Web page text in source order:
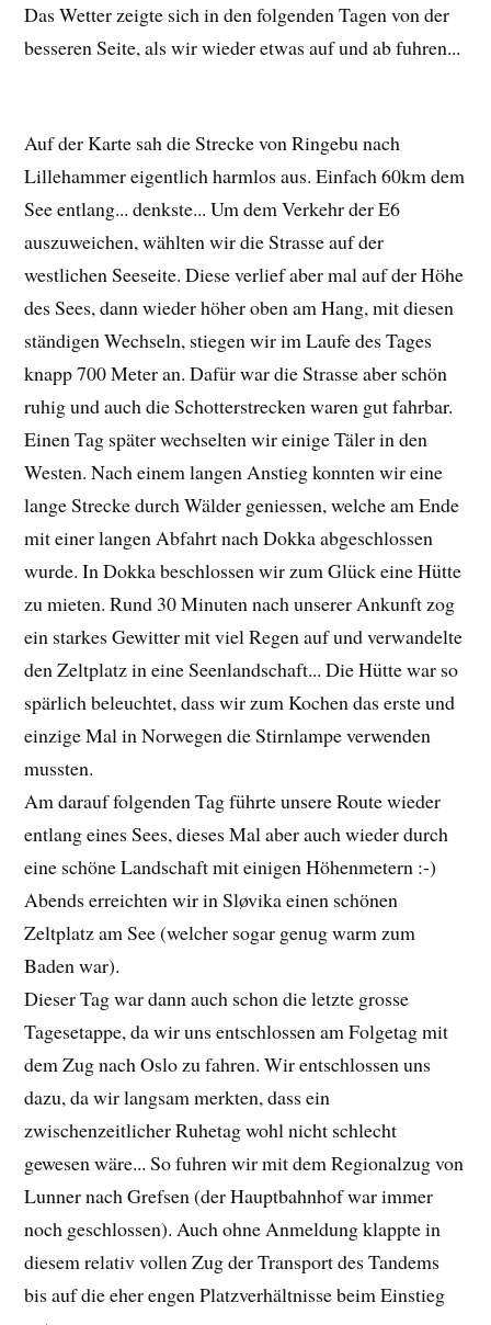
Das Wetter zeigte sich in den folgenden Tagen von der
besseren Seite, als wir wieder etwas auf und ab fuhren...
Auf der Karte sah die Strecke von Ringebu nach
Lillehammer eigentlich harmlos aus. Einfach 60km dem
See entlang... denkste... Um dem Verkehr der E6
auszuweichen, wählten wir die Strasse auf der
westlichen Seeseite. Diese verlief aber mal auf der Höhe
des Sees, dann wieder höher oben am Hang, mit diesen
ständigen Wechseln, stiegen wir im Laufe des Tages
knapp 700 Meter an. Dafür war die Strasse aber schön
ruhig und auch die Schotterstrecken waren gut fahrbar.
Einen Tag später wechselten wir einige Täler in den
Westen. Nach einem langen Anstieg konnten wir eine
lange Strecke durch Wälder geniessen, welche am Ende
mit einer langen Abfahrt nach Dokka abgeschlossen
wurde. In Dokka beschlossen wir zum Glück eine Hütte
zu mieten. Rund 30 Minuten nach unserer Ankunft zog
ein starkes Gewitter mit viel Regen auf und verwandelte
den Zeltplatz in eine Seenlandschaft... Die Hütte war so
spärlich beleuchtet, dass wir zum Kochen das erste und
einzige Mal in Norwegen die Stirnlampe verwenden
mussten.
Am darauf folgenden Tag führte unsere Route wieder
entlang eines Sees, dieses Mal aber auch wieder durch
eine schöne Landschaft mit einigen Höhenmetern :-)
Abends erreichten wir in Sløvika einen schönen
Zeltplatz am See (welcher sogar genug warm zum
Baden war).
Dieser Tag war dann auch schon die letzte grosse
Tagesetappe, da wir uns entschlossen am Folgetag mit
dem Zug nach Oslo zu fahren. Wir entschlossen uns
dazu, da wir langsam merkten, dass ein
zwischenzeitlicher Ruhetag wohl nicht schlecht
gewesen wäre... So fuhren wir mit dem Regionalzug von
Lunner nach Grefsen (der Hauptbahnhof war immer
noch geschlossen). Auch ohne Anmeldung klappte in
diesem relativ vollen Zug der Transport des Tandems
bis auf die eher engen Platzverhältnisse beim Einstieg